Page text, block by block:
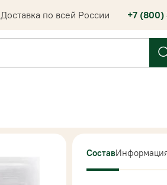
Доставка по всей России +7
Состав